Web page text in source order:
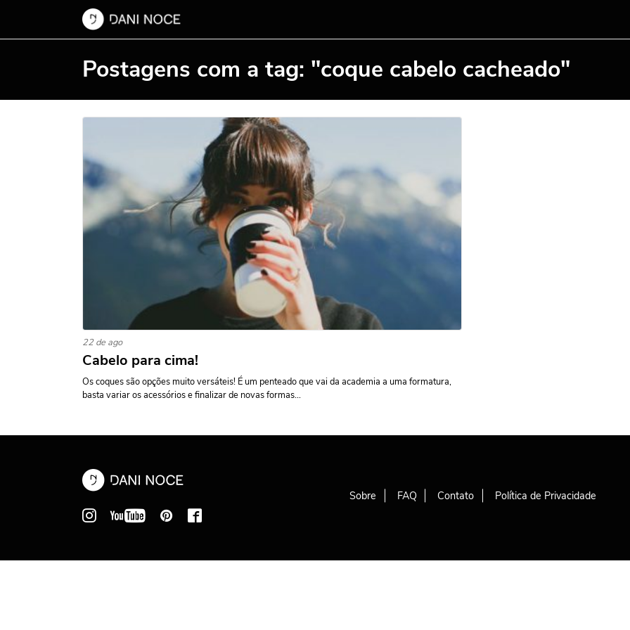
Postagens com a tag: "coque cabelo cacheado"
22 de ago
Cabelo para cima!
Os coques são opções muito versáteis! É um penteado que vai da academia a uma formatura,
basta variar os acessórios e finalizar de novas formas...
Sobre FAQ Contato Política de Privacidade